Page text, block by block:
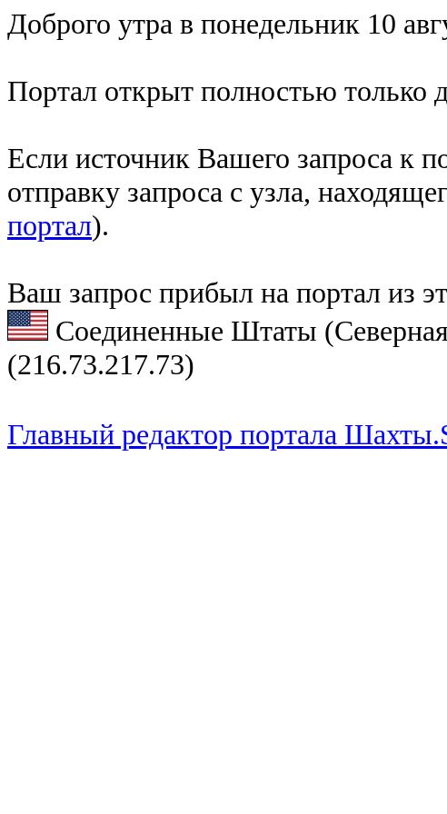
Доброго утра в понедельник 10
Портал открыт полностью только
Если источник Вашего запроса к
отправку запроса с узла,
портал).
Ваш запрос прибыл на портал из
Соединенные Штаты
(216.73.217.73)
Главный редактор портала